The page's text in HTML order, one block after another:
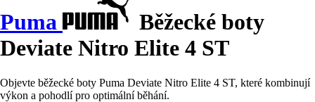
Puma
Běžecké boty
Deviate Nitro Elite 4 ST
Objevte běžecké boty Puma Deviate Nitro Elite 4 ST, které kombinují
výkon a pohodlí pro optimální běhání.